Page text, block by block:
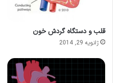
قلب و دستگاه گردش خون
ژانویه 29, 2014